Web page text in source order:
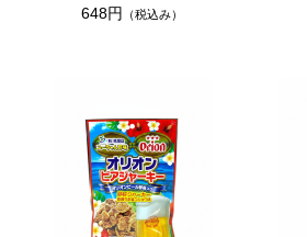
648円 （税込み）